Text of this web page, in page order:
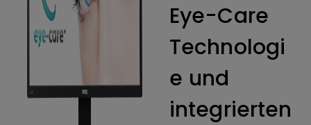
Eye-Care
Technologi
e und
integrierten